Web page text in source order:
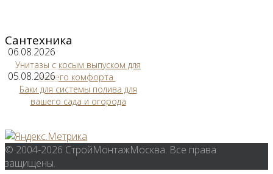
Сантехника
06.08.2026
Унитазы с косым выпуском для
вашего комфорта
05.08.2026
Баки для системы полива для
вашего сада и огорода
© 2004-2026 СтройМонтажМосква. Все права
защищены.